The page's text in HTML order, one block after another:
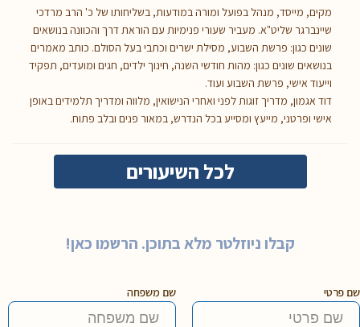
מקים, מייסד, מנהל בפועל ומורה במודעות, בשליחותו של כ' הרב מרדכי
שיינברגר שליט"א. מעביר שעורי פנימיות עם הוראת דרך והכוונה בנושאים
שונים כגון: פרשת השבוע, מסילת ישרים וכתבי בעל הסולם. כותב מאמרים
בנושאים שונים כגון: מהות חודשי השנה, חינוך ילדים, חגים ומועדים, תפקיד
וייעוד אישי, פרשת השבוע ועוד.
דוד אגמון, מדריך זוגות לפני ואחרי הנישואין, מלווה ומדריך תלמידים באופן
אישי ופרטני, מייעץ ומסייע בכל הנדרש, במאור פנים ובלב פתוח.
לכל השיעורים
קבלו ניוזלטר מלא בתוכן. הרשמו כאן!
שם פרטי שם משפחה